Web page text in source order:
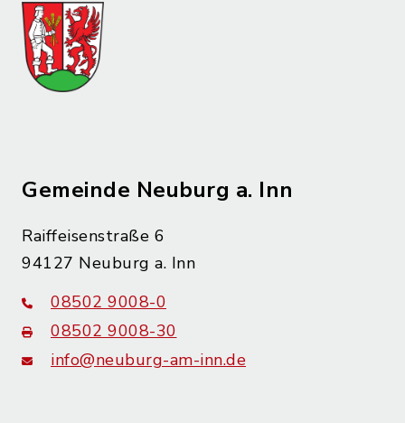
Gemeinde Neuburg a. Inn
Raiffeisenstraße 6
94127 Neuburg a. Inn
08502 9008-0
08502 9008-30
info@neuburg-am-inn.de